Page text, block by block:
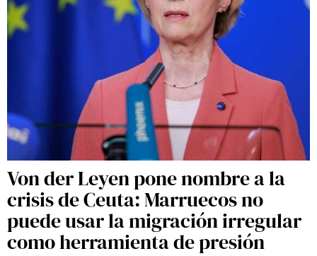
Von der Leyen pone nombre a la
crisis de Ceuta: Marruecos no
puede usar la migración irregular
como herramienta de presión